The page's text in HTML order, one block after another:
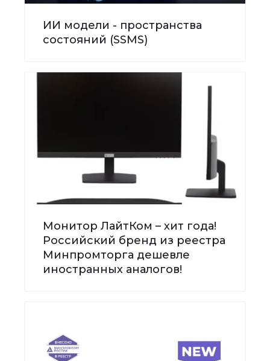
ИИ модели - пространства
состояний (SSMS)
Монитор ЛайтКом – хит года!
Российский бренд из реестра
Минпромторга дешевле
иностранных аналогов!